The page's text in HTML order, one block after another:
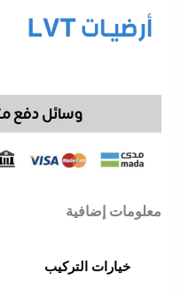
معلومات إضافية
خيارات التركيب